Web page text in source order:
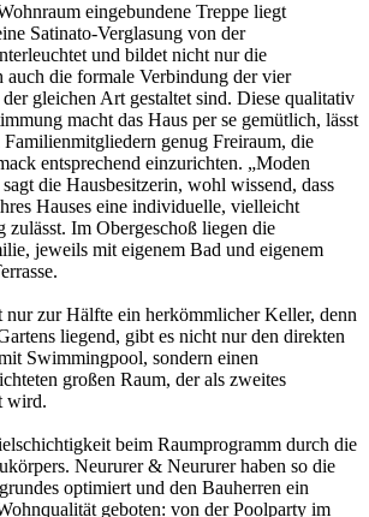
eingebundene Treppe liegt
Satinato-Verglasung von der
und bildet nicht nur die
auch die formale Verbindung der vier
gleichen Art gestaltet sind. Diese qualitativ
macht das Haus per se gemütlich, lässt
genug Freiraum, die
entsprechend einzurichten. „Moden
die Hausbesitzerin, wohl wissend, dass
Hauses eine individuelle, vielleicht
zulässt. Im Obergeschoß liegen die
jeweils mit eigenem Bad und eigenem
nur zur Hälfte ein herkömmlicher Keller, denn
liegend, gibt es nicht nur den direkten
Swimmingpool, sondern einen
großen Raum, der als zweites
wird.
beim Raumprogramm durch die
Neururer & Neururer haben so die
optimiert und den Bauherren ein
geboten: von der Poolparty im